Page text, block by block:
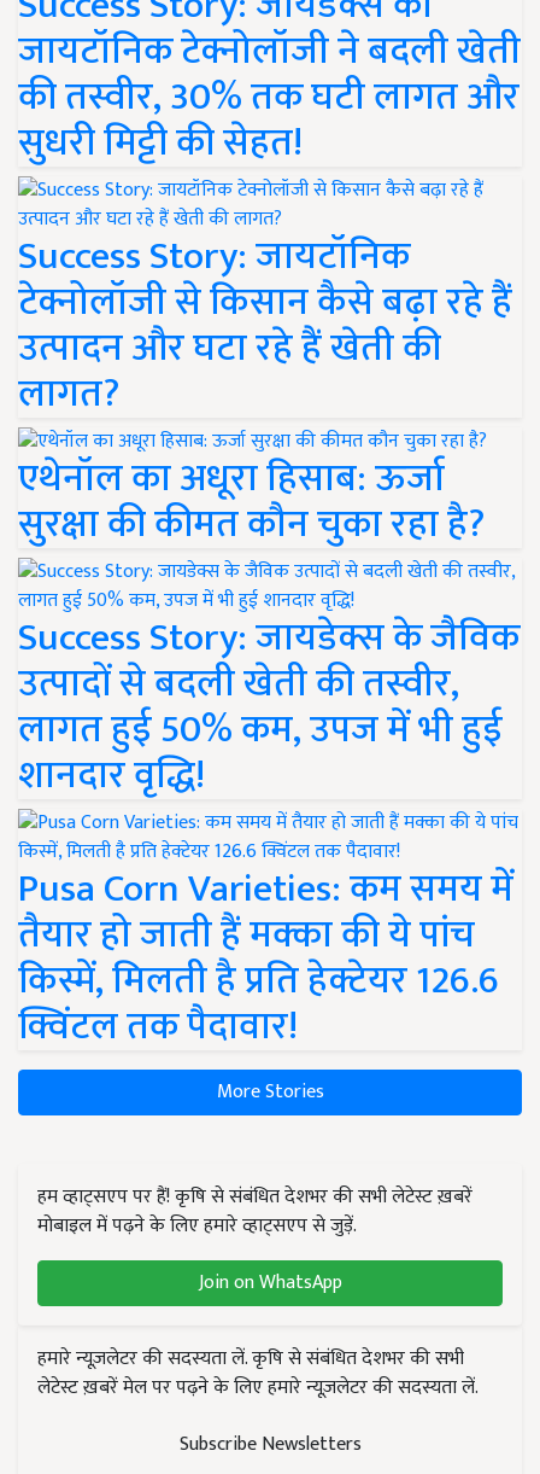
जायटॉनिक टेक्नोलॉजी ने बदली खेती
की तस्वीर, 30% तक घटी लागत और
सुधरी मिट्टी की सेहत!
Success Story: जायटॉनिक
टेक्नोलॉजी से किसान कैसे बढ़ा रहे हैं
उत्पादन और घटा रहे हैं खेती की
लागत?
एथेनॉल का अधूरा हिसाब: ऊर्जा
सुरक्षा की कीमत कौन चुका रहा है?
Success Story: जायडेक्स के जैविक
उत्पादों से बदली खेती की तस्वीर,
लागत हुई 50% कम, उपज में भी हुई
शानदार वृद्धि!
Pusa Corn Varieties: कम समय में
तैयार हो जाती हैं मक्का की ये पांच
किस्में, मिलती है प्रति हेक्टेयर 126.6
क्विंटल तक पैदावार!
More Stories
हम व्हाट्सएप पर हैं! कृषि से संबंधित देशभर की सभी लेटेस्ट ख़बरें
मोबाइल में पढ़ने के लिए हमारे व्हाट्सएप से जुड़ें.
Join on WhatsApp
हमारे न्यूज़लेटर की सदस्यता लें. कृषि से संबंधित देशभर की सभी
लेटेस्ट ख़बरें मेल पर पढ़ने के लिए हमारे न्यूज़लेटर की सदस्यता लें.
Subscribe Newsletters